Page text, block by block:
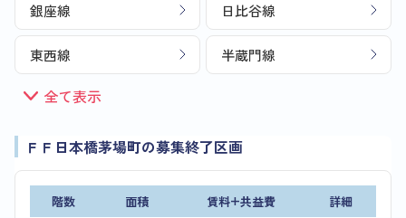
銀座線 日比谷線
東西線 半蔵門線
全て表示
ＦＦ日本橋茅場町の募集終了区画
階数 面積 賃料+共益費 詳細